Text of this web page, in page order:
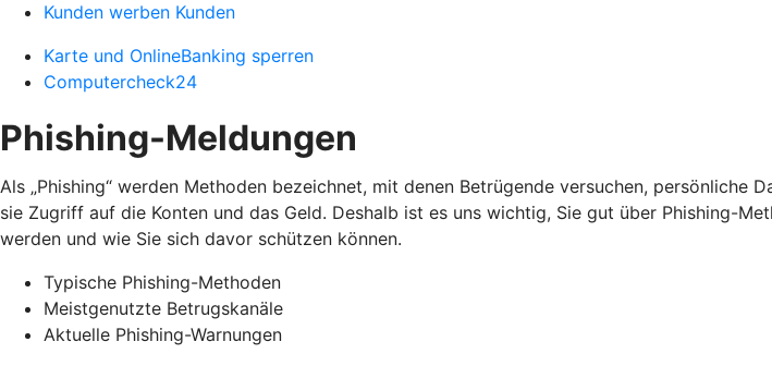
Kunden werben Kunden
Karte und OnlineBanking sperren
Computercheck24
Phishing-Meldungen
Als „Phishing“ werden Methoden bezeichnet, mit denen Betrügende versuchen, persönliche
sie Zugriff auf die Konten und das Geld. Deshalb ist es uns wichtig, Sie gut über Phishing-
werden und wie Sie sich davor schützen können.
Typische Phishing-Methoden
Meistgenutzte Betrugskanäle
Aktuelle Phishing-Warnungen